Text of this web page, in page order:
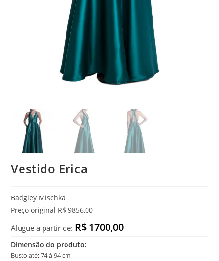
Vestido Erica
Badgley Mischka
Preço original R$ 9856,00
Alugue a partir de: R$ 1700,00
Dimensão do produto:
Busto até: 74 á 94 cm